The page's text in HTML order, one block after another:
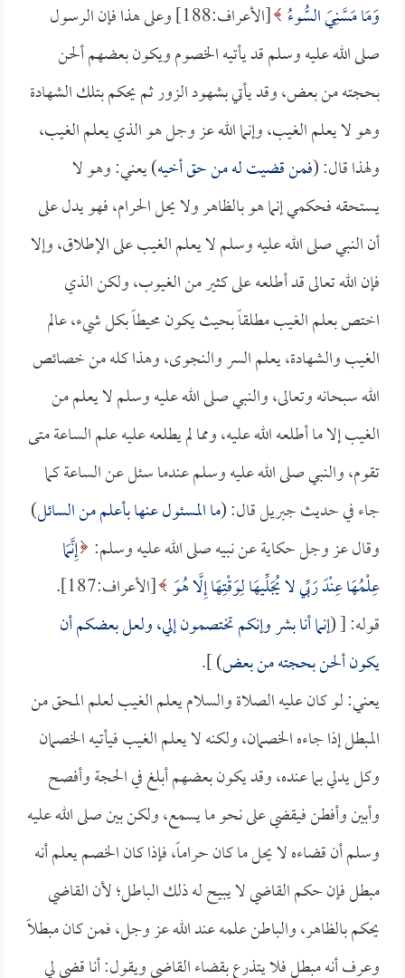
وَمَا مَسَّنِيَ السُّوءُ
[الأعراف:188] وعلى هذا فإن الرسول
صلى الله عليه وسلم قد يأتيه الخصوم ويكون بعضهم ألحن
بحجته من بعض، وقد يأتي بشهود الزور ثم يحكم بتلك الشهادة
وهو لا يعلم الغيب، وإنما الله عز وجل هو الذي يعلم الغيب،
ولهذا قال: (فمن قضيت له من حق أخيه) يعني: وهو لا
يستحقه فحكمي إنما هو بالظاهر ولا يحل الحرام، فهو يدل على
أن النبي صلى الله عليه وسلم لا يعلم الغيب على الإطلاق، وإلا
فإن الله تعالى قد أطلعه على كثير من الغيوب، ولكن الذي
اختص بعلم الغيب مطلقاً بحيث يكون محيطاً بكل شيء، عالم
الغيب والشهادة، يعلم السر والنجوى، وهذا كله من خصائص
الله سبحانه وتعالى، والنبي صلى الله عليه وسلم لا يعلم من
الغيب إلا ما أطلعه الله عليه، ومما لم يطلعه عليه علم الساعة متى
تقوم، والنبي صلى الله عليه وسلم عندما سئل عن الساعة كما
جاء في حديث جبريل قال: (ما المسئول عنها بأعلم من السائل)
وقال عز وجل حكاية عن نبيه صلى الله عليه وسلم: إِنَّمَا
عِلْمُهَا عِنْدَ رَبِّي لا يُجَلِّيهَا لِوَقْتِهَا إِلَّا هُوَ [الأعراف:187].
قوله: [ (إنما أنا بشر وإنكم تختصمون إلي، ولعل بعضكم أن
يكون ألحن بحجته من بعض) ].
يعني: لو كان عليه الصلاة والسلام يعلم الغيب لعلم المحق من
المبطل إذا جاءه الخصمان، ولكنه لا يعلم الغيب فيأتيه الخصمان
وكل يدلي بما عنده، وقد يكون بعضهم أبلغ في الحجة وأفصح
وأبين وأفطن فيقضي على نحو ما يسمع، ولكن بين صلى الله عليه
وسلم أن قضاءه لا يحل ما كان حراماً، فإذا كان الخصم يعلم أنه
مبطل فإن حكم القاضي لا يبيح له ذلك الباطل؛ لأن القاضي
يحكم بالظاهر، والباطن علمه عند الله عز وجل، فمن كان مبطلاً
وعرف أنه مبطل فلا يتذرع بقضاء القاضي ويقول: أنا قضي لي